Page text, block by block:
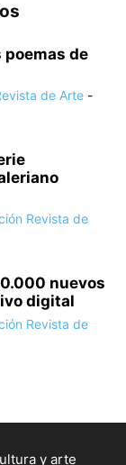
de
de Arte -
Revista de
nuevos
digital
Revista de